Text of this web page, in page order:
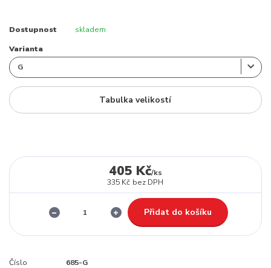
Dostupnost skladem
Varianta
Tabulka velikostí
405 Kč/ks
335 Kč bez DPH
Přidat do košíku
Číslo
685-G